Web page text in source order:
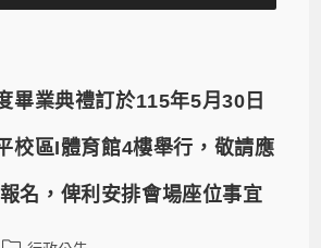
畢業典禮訂於115年5月30日
校區I體育館4樓舉行，敬請應
名，俾利安排會場座位事宜